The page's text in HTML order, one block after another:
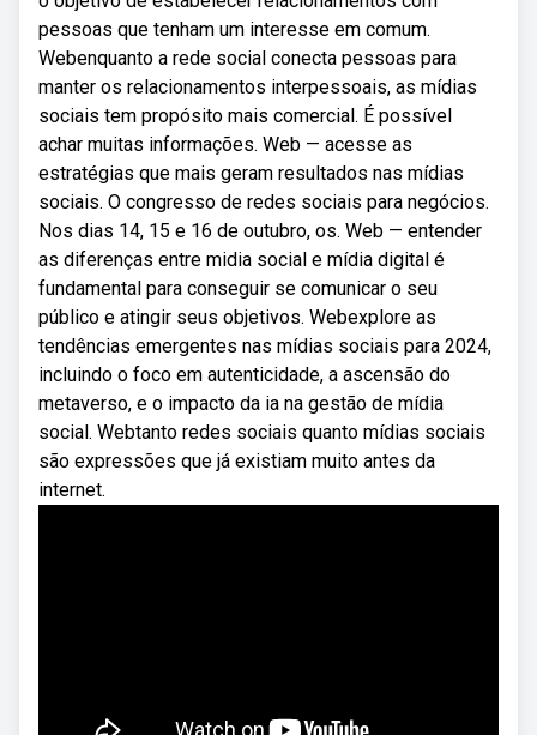
pessoas que tenham um interesse em comum.
Webenquanto a rede social conecta pessoas para
manter os relacionamentos interpessoais, as mídias
sociais tem propósito mais comercial. É possível
achar muitas informações. Web — acesse as
estratégias que mais geram resultados nas mídias
sociais. O congresso de redes sociais para negócios.
Nos dias 14, 15 e 16 de outubro, os. Web — entender
as diferenças entre midia social e mídia digital é
fundamental para conseguir se comunicar o seu
público e atingir seus objetivos. Webexplore as
tendências emergentes nas mídias sociais para 2024,
incluindo o foco em autenticidade, a ascensão do
metaverso, e o impacto da ia na gestão de mídia
social. Webtanto redes sociais quanto mídias sociais
são expressões que já existiam muito antes da
internet.